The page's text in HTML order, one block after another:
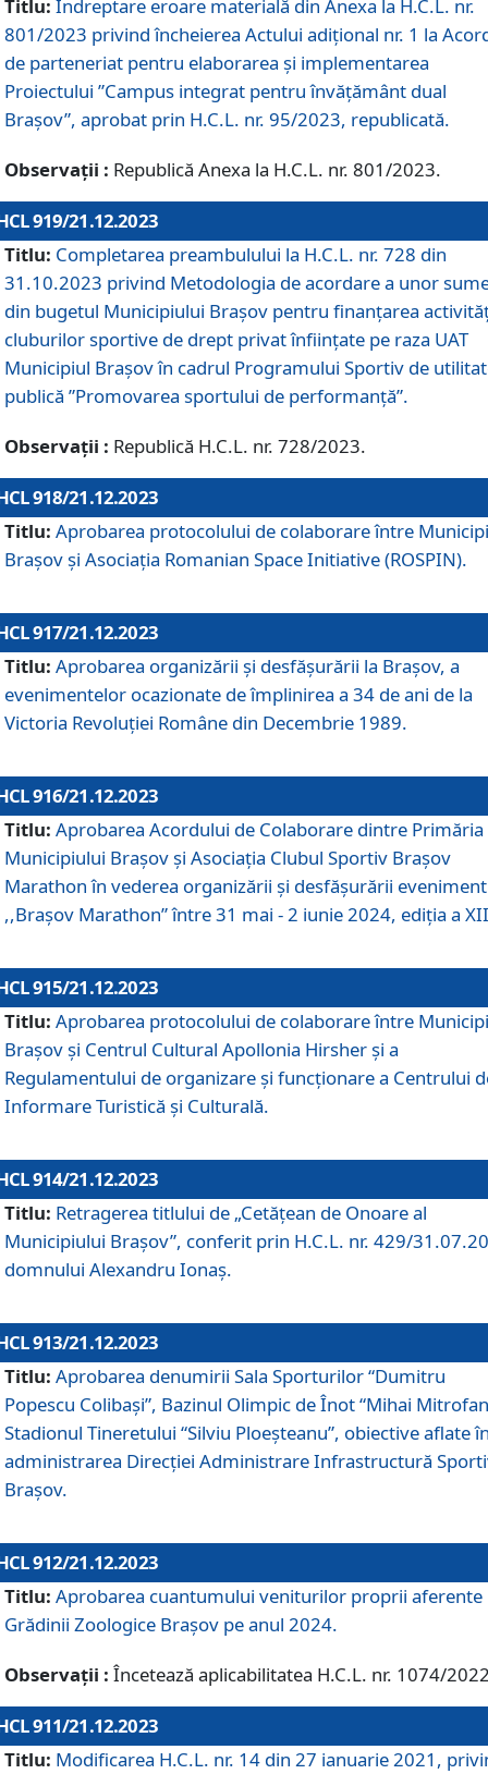
Titlu: Îndreptare eroare materială din Anexa la H.C.L. nr.
801/2023 privind încheierea Actului adițional nr. 1 la
de parteneriat pentru elaborarea și implementarea
Proiectului ”Campus integrat pentru învățământ dual
Brașov”, aprobat prin H.C.L. nr. 95/2023, republicată.
Observații : Republică Anexa la H.C.L. nr. 801/2023.
919/21.12.2023
Titlu: Completarea preambulului la H.C.L. nr. 728 din
31.10.2023 privind Metodologia de acordare a unor
din bugetul Municipiului Brașov pentru finanțarea
cluburilor sportive de drept privat înființate pe raza UAT
Municipiul Brașov în cadrul Programului Sportiv de
publică ”Promovarea sportului de performanță”.
Observații : Republică H.C.L. nr. 728/2023.
918/21.12.2023
Titlu: Aprobarea protocolului de colaborare între
Brașov și Asociația Romanian Space Initiative (ROSPIN).
917/21.12.2023
Titlu: Aprobarea organizării şi desfăşurării la Braşov, a
evenimentelor ocazionate de împlinirea a 34 de ani de la
Victoria Revoluţiei Române din Decembrie 1989.
916/21.12.2023
Titlu: Aprobarea Acordului de Colaborare dintre Primăria
Municipiului Brașov și Asociația Clubul Sportiv Brașov
Marathon în vederea organizării și desfășurării
,,Brașov Marathon” între 31 mai - 2 iunie 2024, ediția a
915/21.12.2023
Titlu: Aprobarea protocolului de colaborare între
Brașov și Centrul Cultural Apollonia Hirsher și a
Regulamentului de organizare și funcționare a Centrului
Informare Turistică și Culturală.
914/21.12.2023
Titlu: Retragerea titlului de „Cetățean de Onoare al
Municipiului Brașov”, conferit prin H.C.L. nr. 429/
domnului Alexandru Ionaș.
913/21.12.2023
Titlu: Aprobarea denumirii Sala Sporturilor “Dumitru
Popescu Colibași”, Bazinul Olimpic de Înot “Mihai
Stadionul Tineretului “Silviu Ploeșteanu”, obiective aflate
administrarea Direcției Administrare Infrastructură
Brașov.
912/21.12.2023
Titlu: Aprobarea cuantumului veniturilor proprii aferente
Grădinii Zoologice Braşov pe anul 2024.
Observații : Încetează aplicabilitatea H.C.L. nr. 1074/
911/21.12.2023
Titlu: Modificarea H.C.L. nr. 14 din 27 ianuarie 2021,